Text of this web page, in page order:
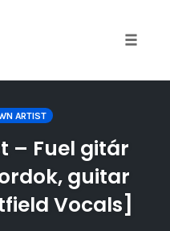
ARTIST
– Fuel gitár
guitar
Vocals]